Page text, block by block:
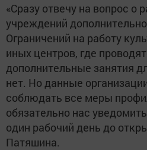
«Сразу отвечу на вопрос о
учреждений
Ограничений на работу
иных центров, где
дополнительные занятия
нет. Но данные
соблюдать все меры
обязательно нас
один рабочий день до
Патяшина.